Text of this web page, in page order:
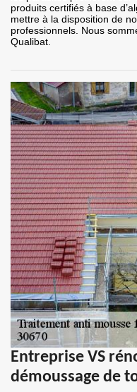
produits certifiés à base
mettre à la disposition de
professionnels. Nous
Qualibat.
Entreprise VS
démoussage de